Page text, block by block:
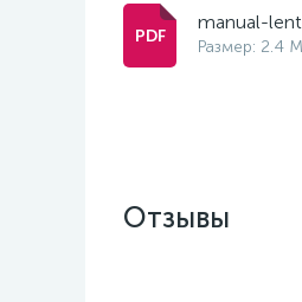
manual-
Размер: 2.4
Отзывы